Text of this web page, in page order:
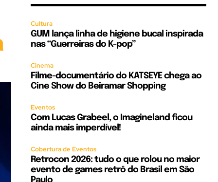
Cultura
GUM lança linha de higiene bucal inspirada
nas “Guerreiras do K-pop”
Cinema
Filme-documentário do KATSEYE chega ao
Cine Show do Beiramar Shopping
Eventos
Com Lucas Grabeel, o Imagineland ficou
ainda mais imperdível!
Cobertura de Eventos
Retrocon 2026: tudo o que rolou no maior
evento de games retrô do Brasil em São
Paulo